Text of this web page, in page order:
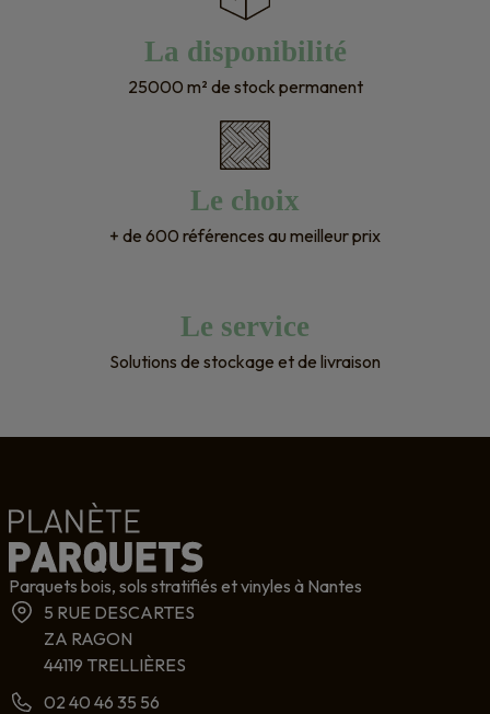
La disponibilité
25000 m² de stock permanent
Le choix
+ de 600 références au meilleur prix
Le service
Solutions de stockage et de livraison
Parquets bois, sols stratifiés et vinyles à Nantes
5 RUE DESCARTES
ZA RAGON
44119 TRELLIÈRES
02 40 46 35 56